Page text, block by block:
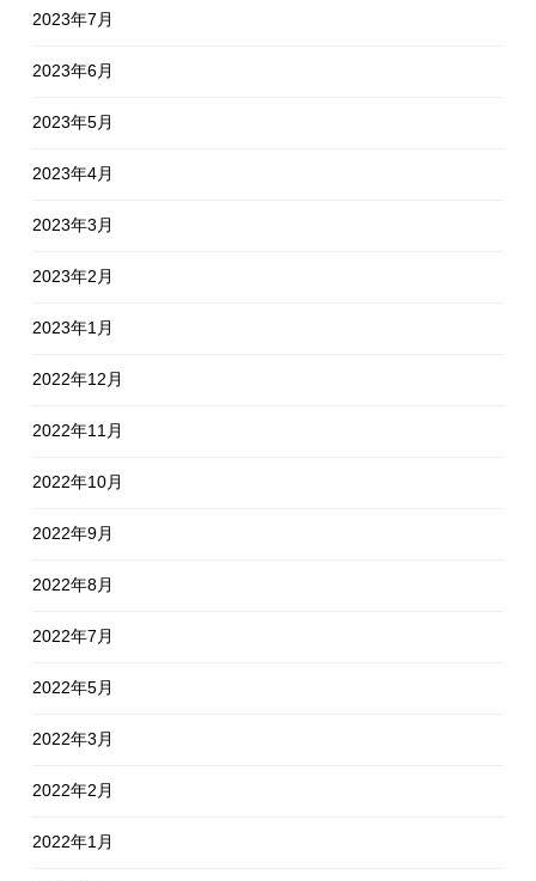
2023年7月
2023年6月
2023年5月
2023年4月
2023年3月
2023年2月
2023年1月
2022年12月
2022年11月
2022年10月
2022年9月
2022年8月
2022年7月
2022年5月
2022年3月
2022年2月
2022年1月